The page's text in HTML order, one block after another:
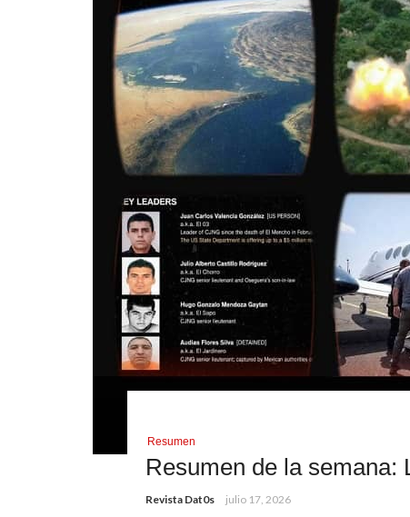
Resumen
Resumen de la semana:
Revista Dat0s julio 17, 2026